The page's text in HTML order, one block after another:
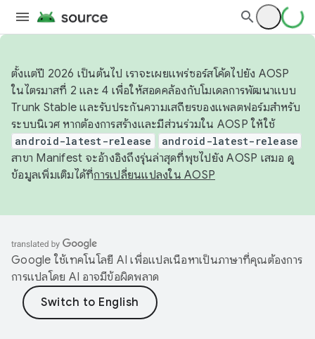
ตั้งแต่ปี 2026 เป็นต้นไป เราจะเผยแพร่ซอร์สโค้ดไปยัง AOSP
ในไตรมาสที่ 2 และ 4 เพื่อให้สอดคล้องกับโมเดลการพัฒนาแบบ
Trunk Stable และรับประกันความเสถียรของแพลตฟอร์มสำหรับ
ระบบนิเวศ หากต้องการสร้างและมีส่วนร่วมใน AOSP ให้ใช้
android-latest-release android-latest-release
สาขา Manifest จะอ้างอิงถึงรุ่นล่าสุดที่พุชไปยัง AOSP เสมอ ดู
ข้อมูลเพิ่มเติมได้ที่การเปลี่ยนแปลงใน AOSP
Google ใช้เทคโนโลยี AI เพื่อแปลเนื้อหาเป็นภาษาที่คุณต้องการ
การแปลโดย AI อาจมีข้อผิดพลาด